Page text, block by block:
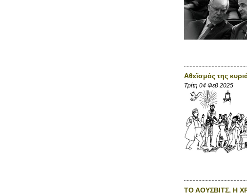
Αθεϊσμός της
Τρίτη 04 Φεβ 2025
ΤΟ ΑΟΥΣΒΙΤΣ, Η